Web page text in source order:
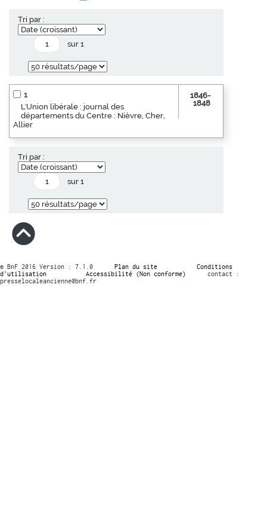
Tri par :
sur 1
1
L'Union libérale : journal des
départements du Centre : Nièvre, Cher,
Allier
1846-
1848
Tri par :
sur 1
© BnF 2016 Version : 7.1.0 Plan du site
Conditions
d’utilisation
Accessibilité (Non conforme)
contact :
presselocaleancienne@bnf.fr